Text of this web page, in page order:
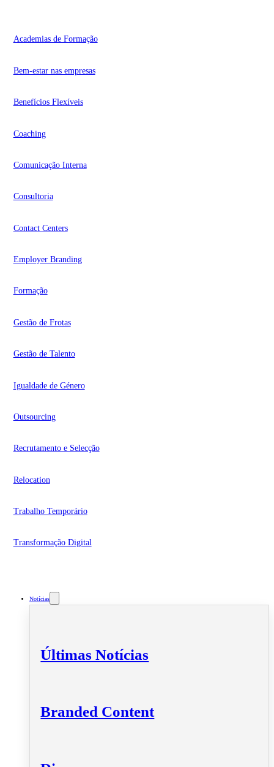
Academias de Formação
Bem-estar nas empresas
Benefícios Flexíveis
Coaching
Comunicação Interna
Consultoria
Contact Centers
Employer Branding
Formação
Gestão de Frotas
Gestão de Talento
Igualdade de Género
Outsourcing
Recrutamento e Selecção
Relocation
Trabalho Temporário
Transformação Digital
Notícias
Últimas Notícias
Branded Content